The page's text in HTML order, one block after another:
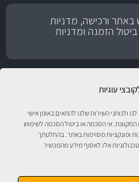
עוגיות
לנו ולנותני השירות שלנו להתאים באופן אישי
אי הסכמה או ביטול הסכמה לשימוש
ופונקציות מסוימות באתר. בהחלטתך
אלו לאסוף מידע מהמכשיר
באתר ורכישה, מדניות
הזמנה ומדניות